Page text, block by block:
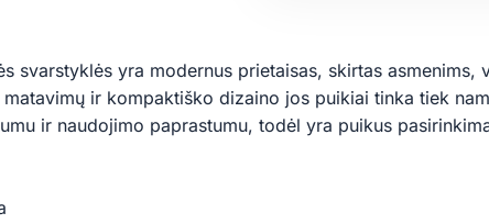
svarstyklės yra modernus prietaisas, skirtas
ir kompaktiško dizaino jos puikiai tinka tiek
ir naudojimo paprastumu, todėl yra puikus